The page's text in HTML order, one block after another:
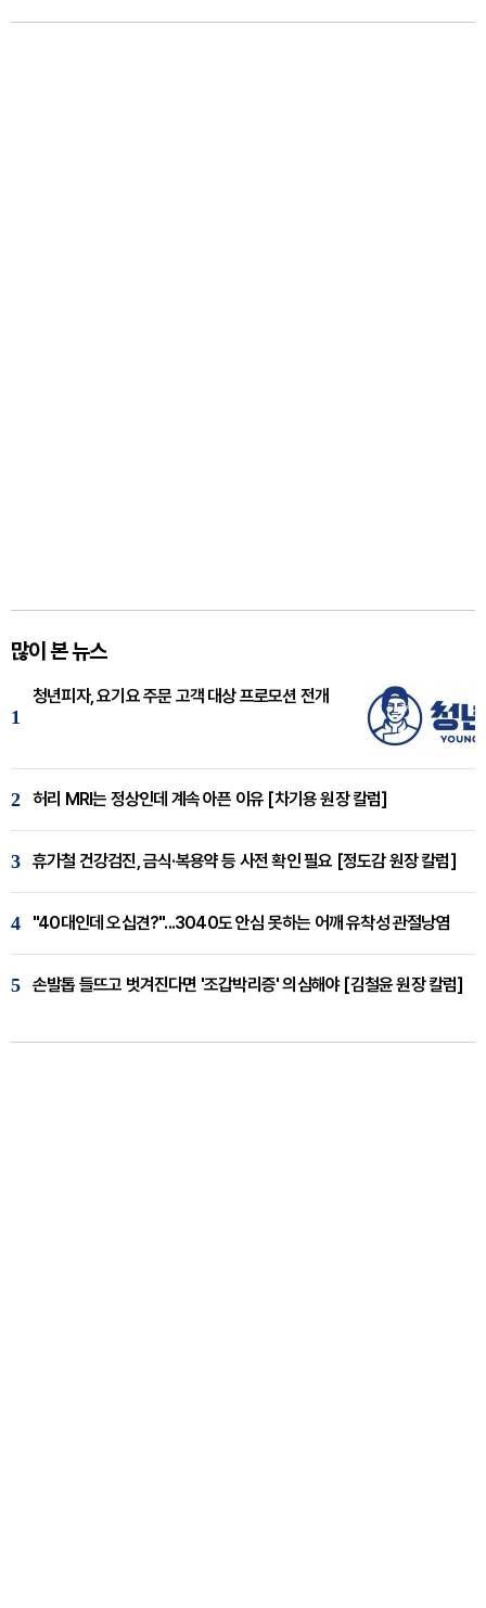
많이 본 뉴스
1
청년피자, 요기요 주문 고객 대상 프로모션 전개
2 허리 MRI는 정상인데 계속 아픈 이유 [차기용 원장 칼럼]
3 휴가철 건강검진, 금식·복용약 등 사전 확인 필요 [정도감 원장 칼럼]
4 "40대인데 오십견?"...3040도 안심 못하는 어깨 유착성 관절낭염
5 손발톱 들뜨고 벗겨진다면 '조갑박리증' 의심해야 [김철윤 원장 칼럼]